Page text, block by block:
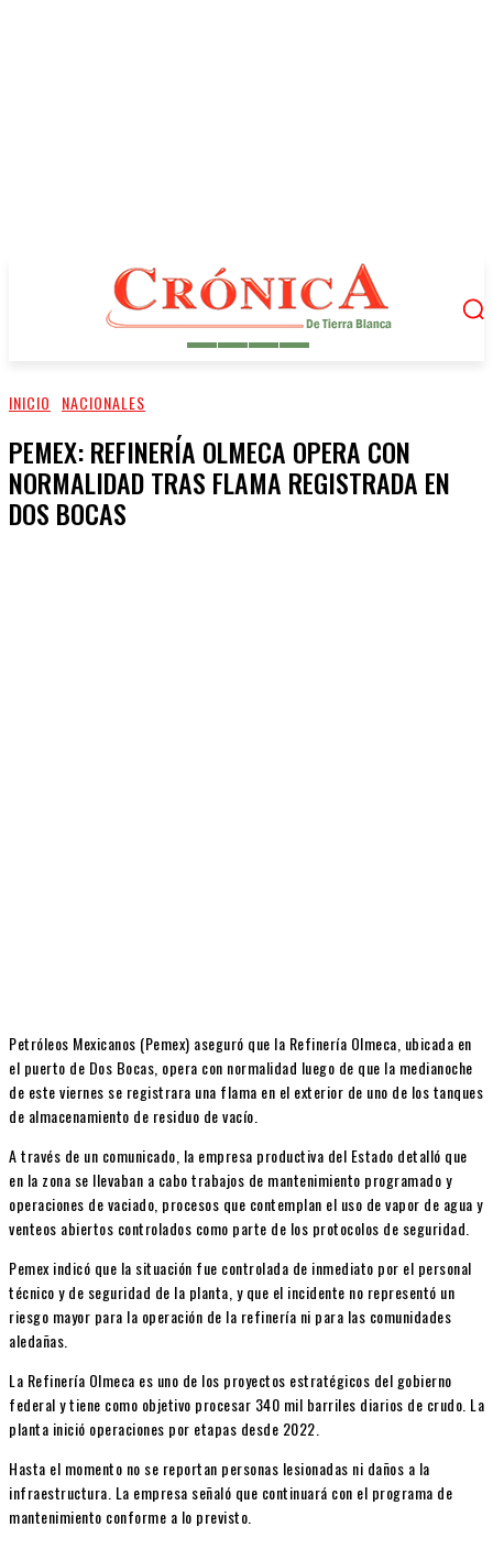
INICIO NACIONALES
PEMEX: REFINERÍA OLMECA OPERA CON
NORMALIDAD TRAS FLAMA REGISTRADA EN
DOS BOCAS
Petróleos Mexicanos (Pemex) aseguró que la Refinería Olmeca, ubicada en
el puerto de Dos Bocas, opera con normalidad luego de que la medianoche
de este viernes se registrara una flama en el exterior de uno de los tanques
de almacenamiento de residuo de vacío.
A través de un comunicado, la empresa productiva del Estado detalló que
en la zona se llevaban a cabo trabajos de mantenimiento programado y
operaciones de vaciado, procesos que contemplan el uso de vapor de agua y
venteos abiertos controlados como parte de los protocolos de seguridad.
Pemex indicó que la situación fue controlada de inmediato por el personal
técnico y de seguridad de la planta, y que el incidente no representó un
riesgo mayor para la operación de la refinería ni para las comunidades
aledañas.
La Refinería Olmeca es uno de los proyectos estratégicos del gobierno
federal y tiene como objetivo procesar 340 mil barriles diarios de crudo. La
planta inició operaciones por etapas desde 2022.
Hasta el momento no se reportan personas lesionadas ni daños a la
infraestructura. La empresa señaló que continuará con el programa de
mantenimiento conforme a lo previsto.